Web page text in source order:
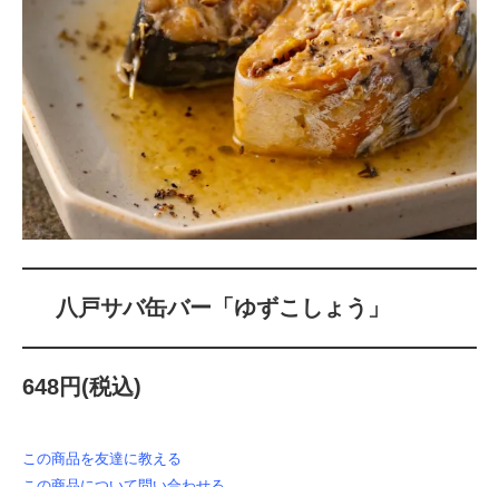
八戸サバ缶バー「ゆずこしょう」
648円(税込)
この商品を友達に教える